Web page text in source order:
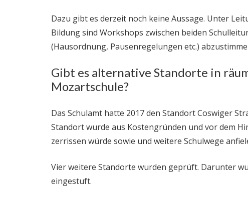
Dazu gibt es derzeit noch keine Aussage. Unter
Bildung sind Workshops zwischen beiden
(Hausordnung, Pausenregelungen etc.)
Gibt es alternative Standorte in
Mozartschule?
Das Schulamt hatte 2017 den Standort Coswiger
Standort wurde aus Kostengründen und vor dem
zerrissen würde sowie und weitere Schulwege
Vier weitere Standorte wurden geprüft. Darunter
eingestuft.